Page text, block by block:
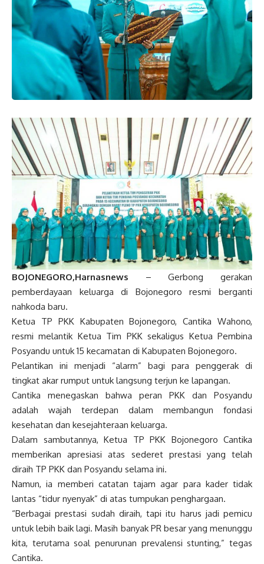
BOJONEGORO,Harnasnews – Gerbong gerakan
pemberdayaan keluarga di Bojonegoro resmi berganti
nahkoda baru.
Ketua TP PKK Kabupaten Bojonegoro, Cantika Wahono,
resmi melantik Ketua Tim PKK sekaligus Ketua Pembina
Posyandu untuk 15 kecamatan di Kabupaten Bojonegoro.
Pelantikan ini menjadi “alarm” bagi para penggerak di
tingkat akar rumput untuk langsung terjun ke lapangan.
Cantika menegaskan bahwa peran PKK dan Posyandu
adalah wajah terdepan dalam membangun fondasi
kesehatan dan kesejahteraan keluarga.
Dalam sambutannya, Ketua TP PKK Bojonegoro Cantika
memberikan apresiasi atas sederet prestasi yang telah
diraih TP PKK dan Posyandu selama ini.
Namun, ia memberi catatan tajam agar para kader tidak
lantas “tidur nyenyak” di atas tumpukan penghargaan.
“Berbagai prestasi sudah diraih, tapi itu harus jadi pemicu
untuk lebih baik lagi. Masih banyak PR besar yang menunggu
kita, terutama soal penurunan prevalensi stunting,” tegas
Cantika.